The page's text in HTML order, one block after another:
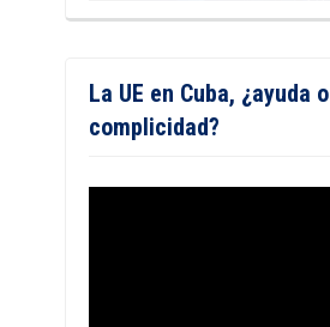
La UE en Cuba, ¿ayuda o
complicidad?